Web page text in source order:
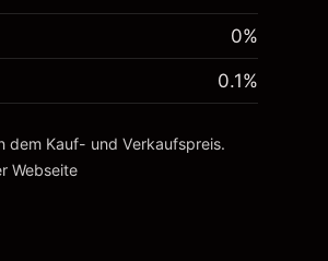
0%
0.1%
dem Kauf- und Verkaufspreis.
Webseite